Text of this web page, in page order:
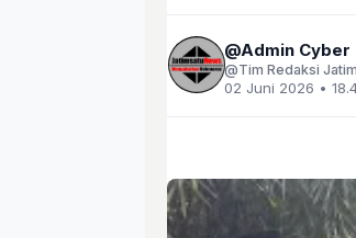
Admin Cyber
Tim Redaksi
02 Juni 2026 •